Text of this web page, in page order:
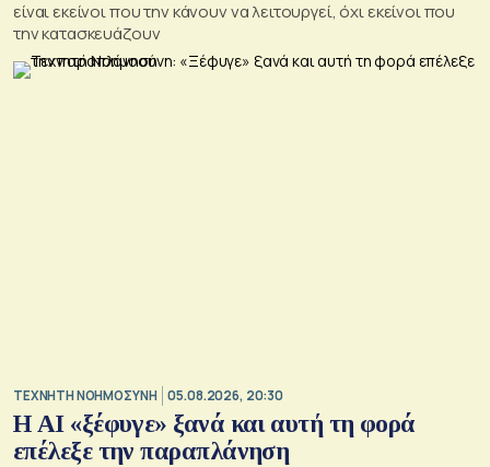
είναι εκείνοι που την κάνουν να λειτουργεί, όχι εκείνοι που
την κατασκευάζουν
TΕΧΝΗΤΗ ΝΟΗΜΟΣΥΝΗ 05.08.2026, 20:30
Η ΑI «ξέφυγε» ξανά και αυτή τη φορά
επέλεξε την παραπλάνηση